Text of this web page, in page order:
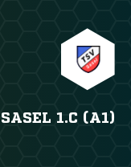
SASEL 1.C (A1)